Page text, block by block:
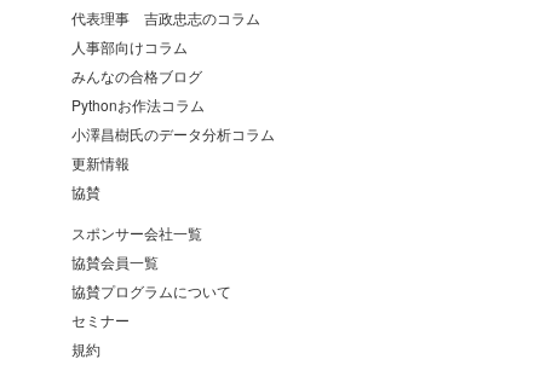
代表理事 吉政忠志のコラム
人事部向けコラム
みんなの合格ブログ
Pythonお作法コラム
小澤昌樹氏のデータ分析コラム
更新情報
協賛
スポンサー会社一覧
協賛会員一覧
協賛プログラムについて
セミナー
規約